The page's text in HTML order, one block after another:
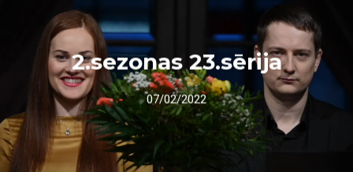
2.sezonas 23.sērija
07/02/2022